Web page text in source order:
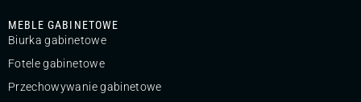
MEBLE GABINETOWE
Biurka gabinetowe
Fotele gabinetowe
Przechowywanie gabinetowe